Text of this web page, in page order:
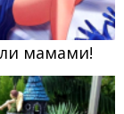
мамами!